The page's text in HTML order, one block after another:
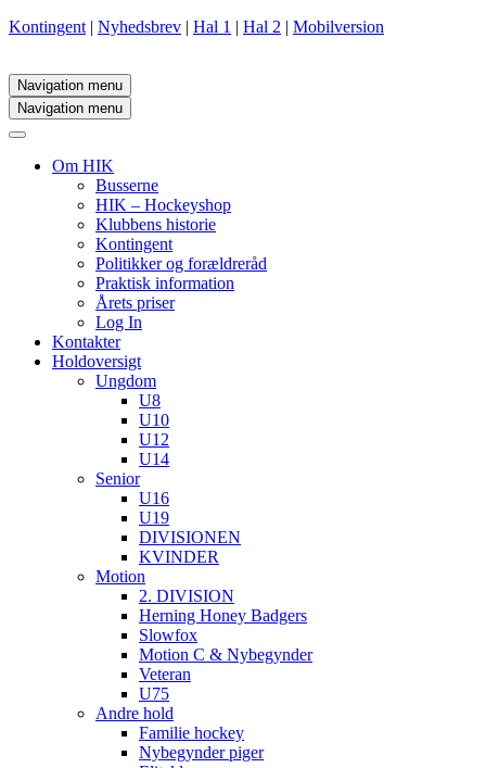
Kontingent | Nyhedsbrev | Hal 1 | Hal 2 | Mobilversion
Navigation menu
Navigation menu
Om HIK
Busserne
HIK – Hockeyshop
Klubbens historie
Kontingent
Politikker og forældreråd
Praktisk information
Årets priser
Log In
Kontakter
Holdoversigt
Ungdom
U8
U10
U12
U14
Senior
U16
U19
DIVISIONEN
KVINDER
Motion
2. DIVISION
Herning Honey Badgers
Slowfox
Motion C & Nybegynder
Veteran
U75
Andre hold
Familie hockey
Nybegynder piger